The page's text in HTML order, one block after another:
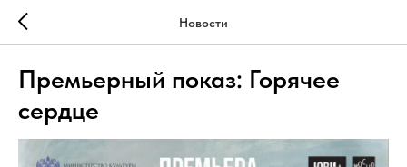
Новости
Премьерный показ: Горячее
сердце